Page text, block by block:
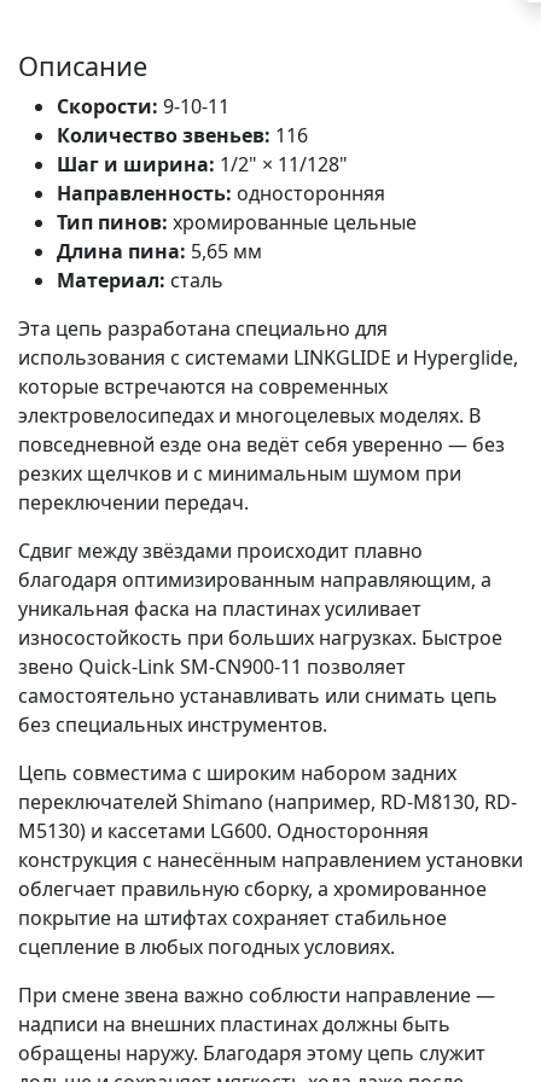
Описание
Скорости: 9-10-11
Количество звеньев: 116
Шаг и ширина: 1/2" × 11/128"
Направленность: односторонняя
Тип пинов: хромированные цельные
Длина пина: 5,65 мм
Материал: сталь
Эта цепь разработана специально для
использования с системами LINKGLIDE и Hyperglide,
которые встречаются на современных
электровелосипедах и многоцелевых моделях. В
повседневной езде она ведёт себя уверенно — без
резких щелчков и с минимальным шумом при
переключении передач.
Сдвиг между звёздами происходит плавно
благодаря оптимизированным направляющим, а
уникальная фаска на пластинах усиливает
износостойкость при больших нагрузках. Быстрое
звено Quick-Link SM-CN900-11 позволяет
самостоятельно устанавливать или снимать цепь
без специальных инструментов.
Цепь совместима с широким набором задних
переключателей Shimano (например, RD-M8130, RD-
M5130) и кассетами LG600. Односторонняя
конструкция с нанесённым направлением установки
облегчает правильную сборку, а хромированное
покрытие на штифтах сохраняет стабильное
сцепление в любых погодных условиях.
При смене звена важно соблюсти направление —
надписи на внешних пластинах должны быть
обращены наружу. Благодаря этому цепь служит